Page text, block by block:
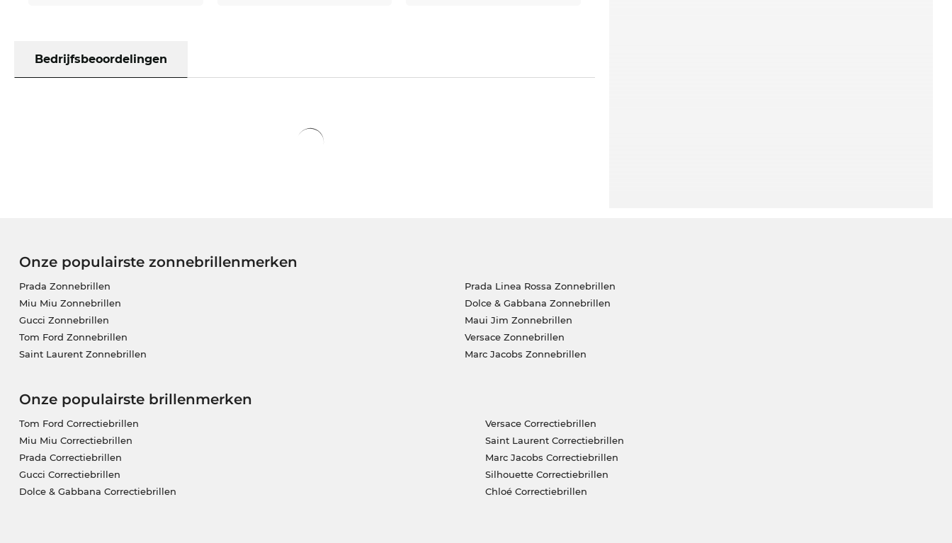
Bedrijfsbeoordelingen
Onze populairste zonnebrillenmerken
Prada Zonnebrillen
Miu Miu Zonnebrillen
Gucci Zonnebrillen
Tom Ford Zonnebrillen
Saint Laurent Zonnebrillen
Prada Linea Rossa Zonnebrillen
Dolce & Gabbana Zonnebrillen
Maui Jim Zonnebrillen
Versace Zonnebrillen
Marc Jacobs Zonnebrillen
Onze populairste brillenmerken
Tom Ford Correctiebrillen
Miu Miu Correctiebrillen
Prada Correctiebrillen
Gucci Correctiebrillen
Dolce & Gabbana Correctiebrillen
Versace Correctiebrillen
Saint Laurent Correctiebrillen
Marc Jacobs Correctiebrillen
Silhouette Correctiebrillen
Chloé Correctiebrillen